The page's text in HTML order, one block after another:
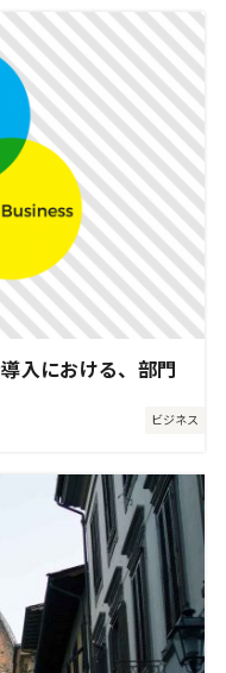
ビジネス
入における、部門